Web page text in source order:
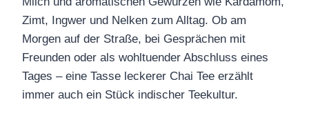
Zimt, Ingwer und Nelken zum Alltag. Ob am
Morgen auf der Straße, bei Gesprächen mit
Freunden oder als wohltuender Abschluss eines
Tages – eine Tasse leckerer Chai Tee erzählt
immer auch ein Stück indischer Teekultur.